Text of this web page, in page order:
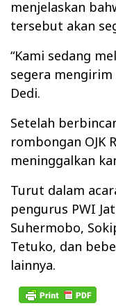
menjelaskan
tersebut akan
“Kami sedang
segera mengirim
Dedi.
Setelah
rombongan OJK
meninggalkan
Turut dalam
pengurus PWI
Suhermobo,
Tetuko, dan
lainnya.